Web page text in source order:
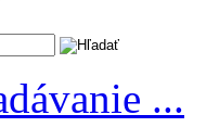
...